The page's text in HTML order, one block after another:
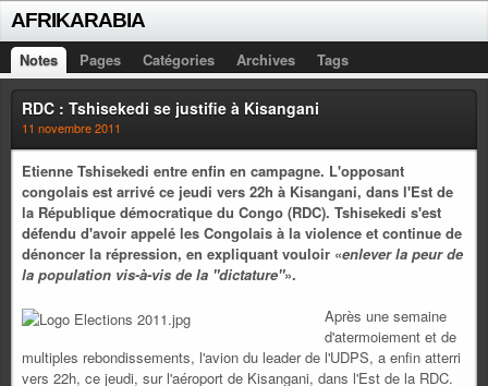
AFRIKARABIA
Notes Pages Catégories Archives Tags
RDC : Tshisekedi se justifie à Kisangani
11 novembre 2011
Etienne Tshisekedi entre enfin en campagne. L'opposant
congolais est arrivé ce jeudi vers 22h à Kisangani, dans l'Est de
la République démocratique du Congo (RDC). Tshisekedi s'est
défendu d'avoir appelé les Congolais à la violence et continue de
dénoncer la répression, en expliquant vouloir «enlever la peur de
la population vis-à-vis de la "dictature"».
Après une semaine
d'atermoiement et de
multiples rebondissements, l'avion du leader de l'UDPS, a enfin atterri
vers 22h, ce jeudi, sur l'aéroport de Kisangani, dans l'Est de la RDC.